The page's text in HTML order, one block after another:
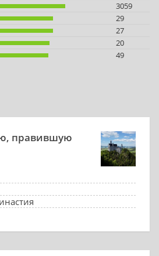
3059
29
27
20
49
правившую